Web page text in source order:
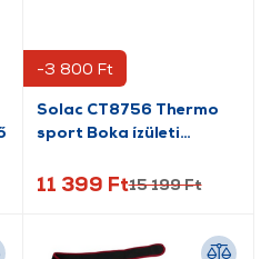
-3 800 Ft
Solac CT8756 Thermo
sport Boka ízületi
11 399 Ft15 199 Ft